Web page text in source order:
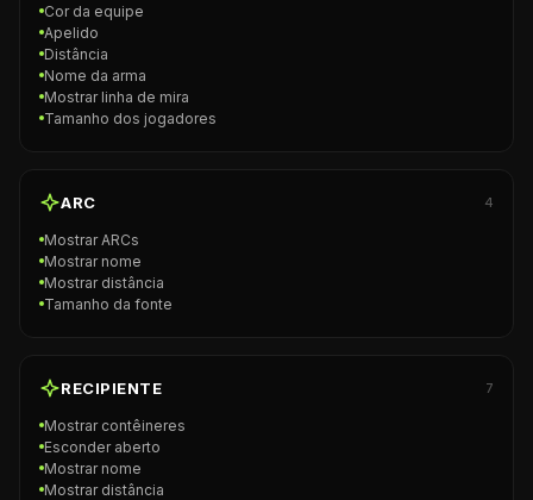
Cor da equipe
Apelido
Distância
Nome da arma
Mostrar linha de mira
Tamanho dos jogadores
ARC 4
Mostrar ARCs
Mostrar nome
Mostrar distância
Tamanho da fonte
RECIPIENTE 7
Mostrar contêineres
Esconder aberto
Mostrar nome
Mostrar distância